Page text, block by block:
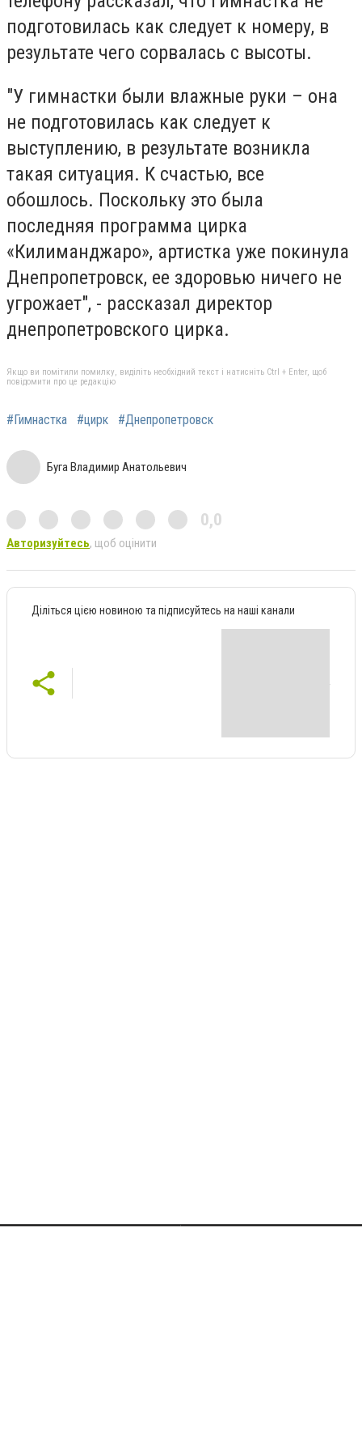
подготовилась как следует к номеру, в
результате чего сорвалась с высоты.
"У гимнастки были влажные руки – она
не подготовилась как следует к
выступлению, в результате возникла
такая ситуация. К счастью, все
обошлось. Поскольку это была
последняя программа цирка
«Килиманджаро», артистка уже покинула
Днепропетровск, ее здоровью ничего не
угрожает", - рассказал директор
днепропетровского цирка.
Якщо ви помітили помилку, виділіть необхідний текст і натисніть Ctrl + Enter, щоб
повідомити про це редакцію
#Гимнастка #цирк #Днепропетровск
Буга Владимир Анатольевич
0,0
Авторизуйтесь, щоб оцінити
Діліться цією новиною та підписуйтесь на наші канали